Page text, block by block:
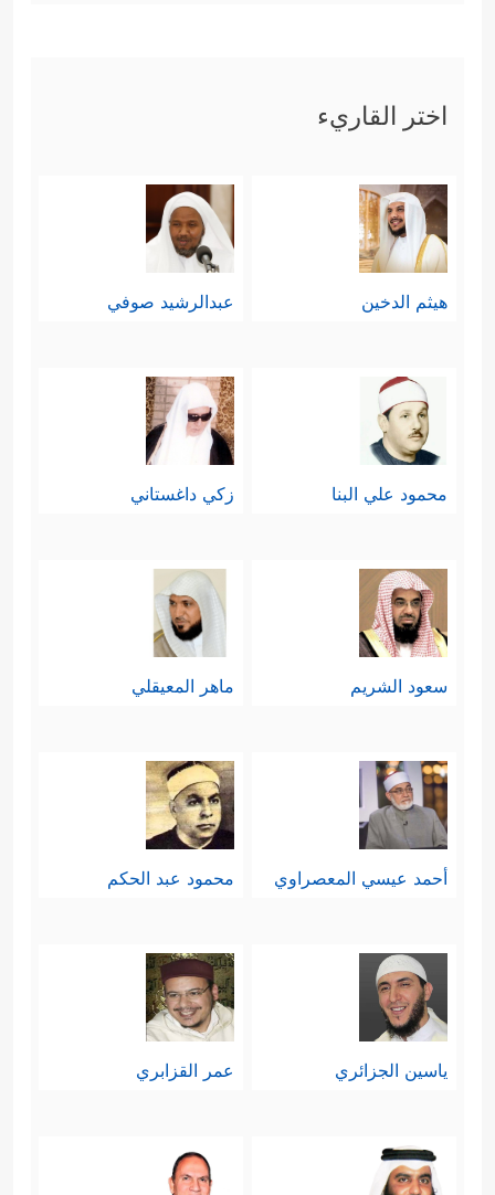
اختر القاريء
هيثم الدخين عبدالرشيد صوفي
محمود علي البنا زكي داغستاني
سعود الشريم ماهر المعيقلي
أحمد عيسي المعصراوي محمود عبد الحكم
ياسين الجزائري عمر القزابري